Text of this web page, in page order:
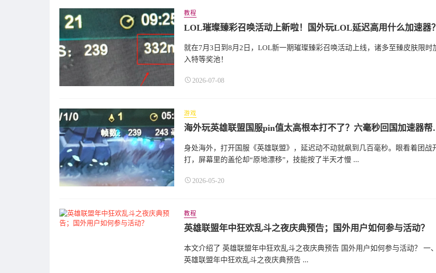
教程
LOL璀璨臻彩召唤活动上新啦！国外玩LOL延迟高用什么加速器？
就在7月3日到8月2日，LOL新一期璀璨臻彩召唤活动上线，诸多至臻皮肤限时
入特等奖池！
2026-07-08
游戏
海外玩英雄联盟国
身处海外，打开国服《英雄联盟》，延迟动不动就飙到几百毫秒。眼看着团战
打，屏幕里的盖伦却“原地漂移”，技能按了半天才慢 ...
2026-05-20
教程
英雄联盟年中狂欢乱斗之夜庆典预告；国外用户如何参与活动？
本文介绍了 英雄联盟年中狂欢乱斗之夜庆典预告 国外用户如何参与活动？ 一、
英雄联盟年中狂欢乱斗之夜庆典预告 ...